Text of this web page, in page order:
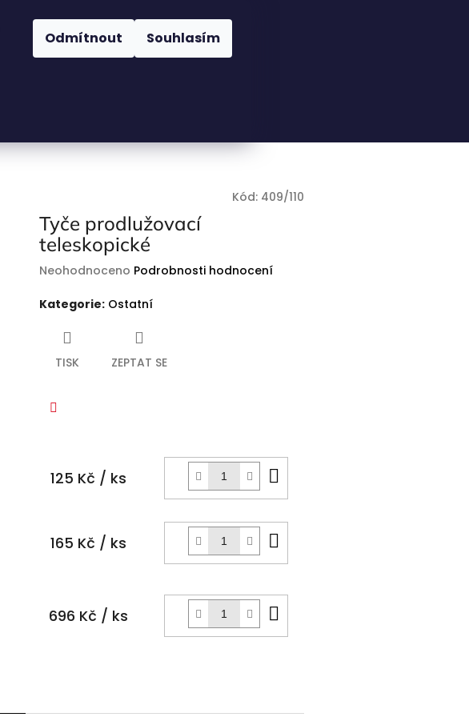
Odmítnout Souhlasím
Hledat
Kód: 409/110
Tyče prodlužovací
teleskopické
Průměrné
produktu
Neohodnoceno Podrobnosti hodnocení
Kategorie: Ostatní
TISK ZEPTAT SE
125 Kč / ks
košíku
165 Kč / ks
košíku
696 Kč / ks
košíku